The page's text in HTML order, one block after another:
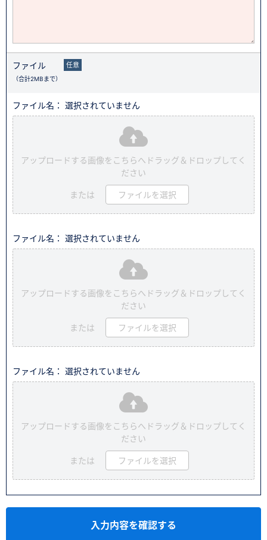
ファイル
（合計2MBまで）
任意
ファイル名： 選択されていません
アップロードする画像をこちらへドラッグ＆ドロップしてく
ださい
または ファイルを選択
ファイル名： 選択されていません
アップロードする画像をこちらへドラッグ＆ドロップしてく
ださい
または ファイルを選択
ファイル名： 選択されていません
アップロードする画像をこちらへドラッグ＆ドロップしてく
ださい
または ファイルを選択
入力内容を確認する